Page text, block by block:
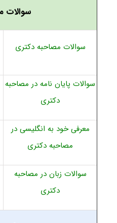
سوالات
سوالات مصاحبه دکتری
سوالات پایان نامه در مصاحبه
دکتری
معرفی خود به انگلیسی در
مصاحبه دکتری
سوالات زبان در مصاحبه
دکتری